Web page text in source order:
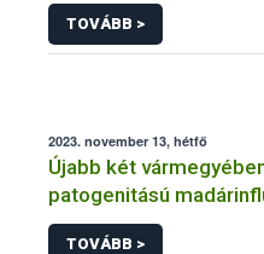
TOVÁBB >
2023. november 13, hétfő
Újabb két
patogenitású
TOVÁBB >